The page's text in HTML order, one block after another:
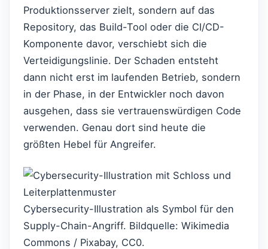
Produktionsserver zielt, sondern auf das
Repository, das Build-Tool oder die CI/CD-
Komponente davor, verschiebt sich die
Verteidigungslinie. Der Schaden entsteht
dann nicht erst im laufenden Betrieb, sondern
in der Phase, in der Entwickler noch davon
ausgehen, dass sie vertrauenswürdigen Code
verwenden. Genau dort sind heute die
größten Hebel für Angreifer.
Cybersecurity-Illustration als Symbol für den
Supply-Chain-Angriff. Bildquelle: Wikimedia
Commons / Pixabay, CC0.